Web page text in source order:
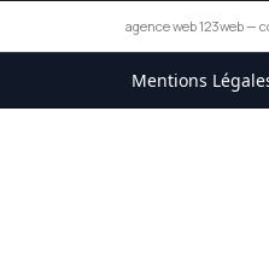
agence web 123web—
Mentions